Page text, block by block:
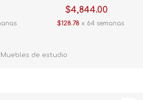
$4,844.00
$128.78 x 64 semanas
Muebles de estudio